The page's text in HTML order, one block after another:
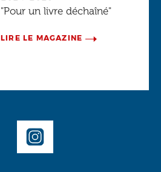
"Pour un livre déchaîné"
LIRE LE MAGAZINE